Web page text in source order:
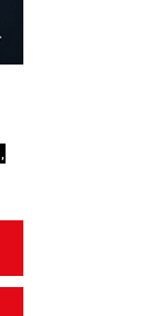
,